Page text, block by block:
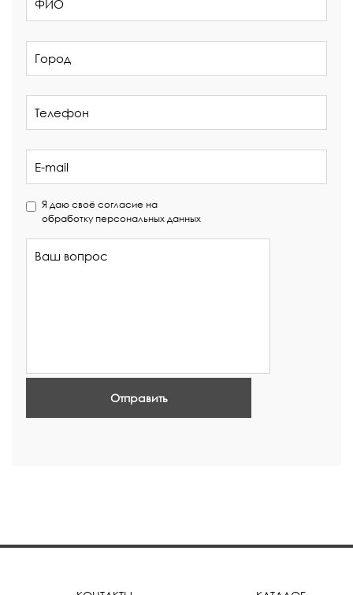
Я даю своё согласие на
обработку персональных данных
Отправить